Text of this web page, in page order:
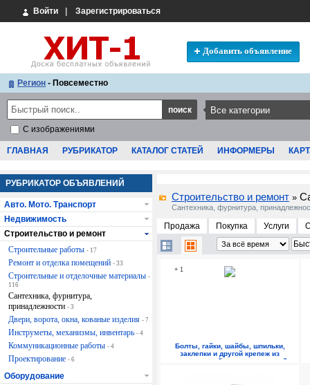
Войти Зарегистрироваться
Добавить объявление
Регион - Повсеместно
С изображениями
ГЛАВНАЯ РУБРИКАТОР КАТАЛОГ СТАТЕЙ ИНФОРМЕРЫ
Строительство и ремонт »
Сантехника, фурнитура,
Продажа Покупка Услуги
+ 1
Болты, гайки, шайбы, шпильки,
заклепки и другой крепеж из
нержавеющей стали и латунный
РУБРИКАТОР ОБЪЯВЛЕНИЙ
Авто. Мото. Транспорт
Недвижимость
Строительство и ремонт
Строительные работы - 17
Ремонт и отделка помещений - 33
Строительные и отделочные материалы -
116
Сантехника, фурнитура,
принадлежности - 3
Двери, ворота, окна, кованые изделия - 7
Инструметы, механизмы, инвентарь - 4
Коммуникационные работы - 4
Проектирование - 6
Оборудование